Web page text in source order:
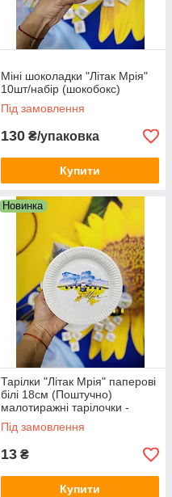
Міні шоколадки "Літак Мрія"
10шт/набір (шокобокс)
Під замовлення
130 ₴/упаковка
Купити
Новинка
Тарілки "Літак Мрія" паперові
білі 18см (Поштучно)
малотиражні тарілочки -
Під замовлення
13 ₴
Купити